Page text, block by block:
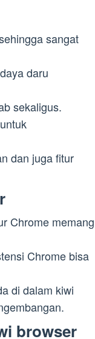
sangat
daru
sekaligus.
dan juga fitur
Chrome memang
Chrome bisa
di dalam kiwi
browser